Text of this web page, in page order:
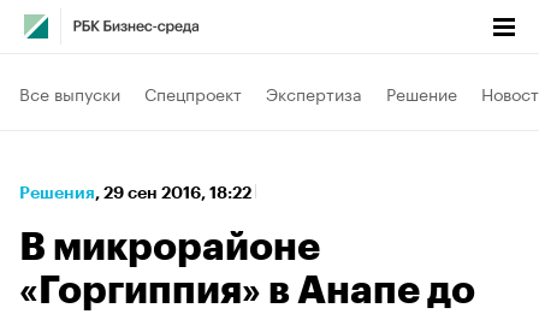
Все выпуски Спецпроект Экспертиза Решение
Решения⁠, 29 сен 2016, 18:22
В микрорайоне
«Горгиппия» в Анапе до